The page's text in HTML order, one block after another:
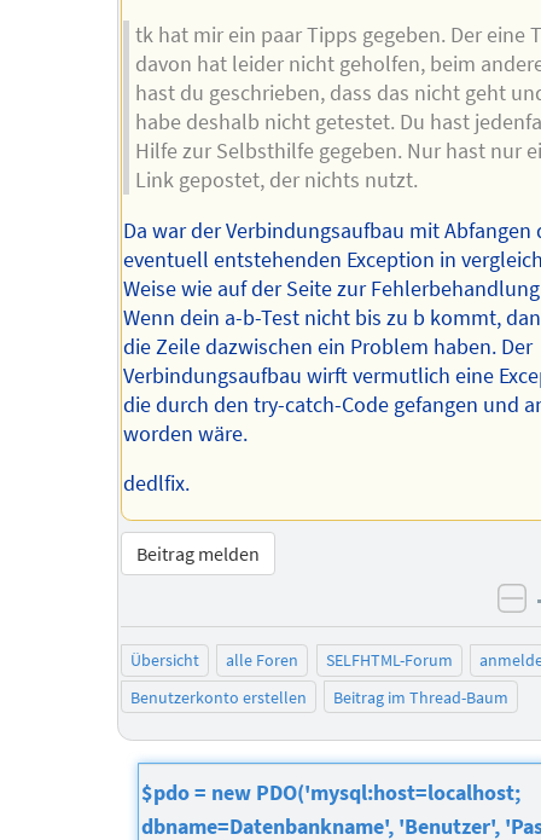
tk hat mir ein paar Tipps gegeben. Der eine
davon hat leider nicht geholfen, beim
hast du geschrieben, dass das nicht geht
habe deshalb nicht getestet. Du hast
Hilfe zur Selbsthilfe gegeben. Nur hast nur
Link gepostet, der nichts nutzt.
Da war der Verbindungsaufbau mit Abfangen
eventuell entstehenden Exception in
Weise wie auf der Seite zur
Wenn dein a-b-Test nicht bis zu b kommt,
die Zeile dazwischen ein Problem haben. Der
Verbindungsaufbau wirft vermutlich eine
die durch den try-catch-Code gefangen und
worden wäre.
dedlfix.
Beitrag melden
Übersicht alle Foren SELFHTML-Forum
Benutzerkonto erstellen
Beitrag im Thread-Baum
$pdo = new PDO('mysql:host=localhost;
dbname=Datenbankname', 'Benutzer',